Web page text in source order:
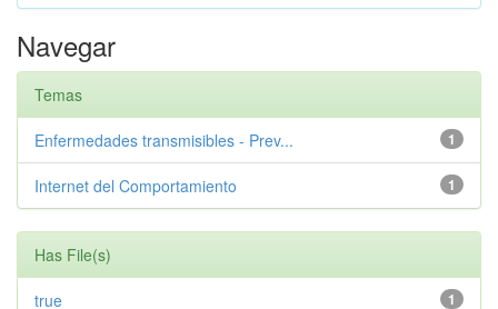
Navegar
Temas
1
Enfermedades transmisibles - Prev...
1
Internet del Comportamiento
Has File(s)
1
true